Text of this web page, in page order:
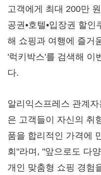
고객에게 최대 200만
공권•호텔•입장권 할
해 쇼핑과 여행에 즐거
'럭키박스'를 검색해 이
다.
알리익스프레스 관계
은 고객들이 자신의 취
품을 합리적인 가격에
회"라며, "앞으로도 다
개인 맞춤형 쇼핑 경험